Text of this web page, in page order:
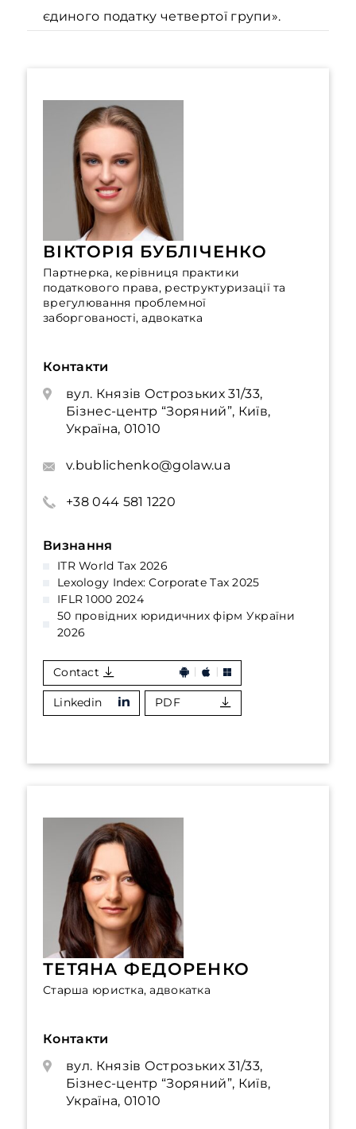
єдиного податку четвертої групи».
ВІКТОРІЯ БУБЛІЧЕНКО
Партнерка, керівниця практики
податкового права, реструктуризації та
врегулювання проблемної
заборгованості, адвокатка
Контакти
вул. Князів Острозьких 31/33,
Бізнес-центр “Зоряний”, Київ,
Україна, 01010
v.bublichenko@golaw.ua
+38 044 581 1220
Визнання
ITR World Tax 2026
Lexology Index: Corporate Tax 2025
IFLR 1000 2024
50 провідних юридичних фірм України
2026
Contact
Linkedin PDF
ТЕТЯНА ФЕДОРЕНКО
Старша юристка, адвокатка
Контакти
вул. Князів Острозьких 31/33,
Бізнес-центр “Зоряний”, Київ,
Україна, 01010